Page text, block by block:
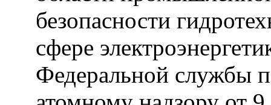
безопасности
сфере
Федеральной службы